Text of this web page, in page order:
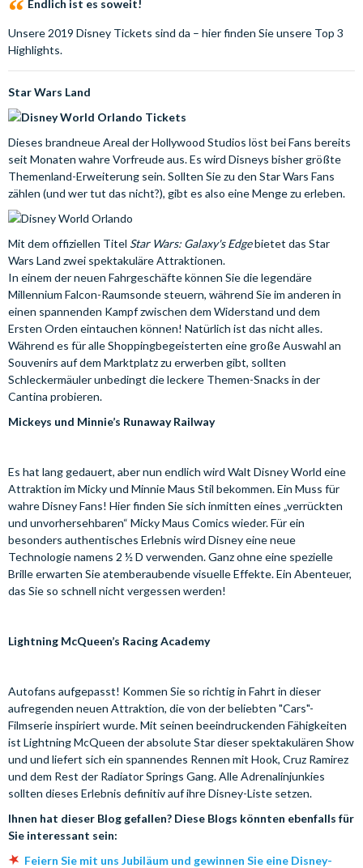
Endlich ist es soweit!
Unsere 2019 Disney Tickets sind da – hier finden Sie unsere Top 3
Highlights.
Star Wars Land
Dieses brandneue Areal der Hollywood Studios löst bei Fans bereits
seit Monaten wahre Vorfreude aus. Es wird Disneys bisher größte
Themenland-Erweiterung sein. Sollten Sie zu den Star Wars Fans
zählen (und wer tut das nicht?), gibt es also eine Menge zu erleben.
Mit dem offiziellen Titel Star Wars: Galaxy's Edgebietet das Star
Wars Land zwei spektakuläre Attraktionen.
In einem der neuen Fahrgeschäfte können Sie die legendäre
Millennium Falcon-Raumsonde steuern, während Sie im anderen in
einen spannenden Kampf zwischen dem Widerstand und dem
Ersten Orden eintauchen können! Natürlich ist das nicht alles.
Während es für alle Shoppingbegeisterten eine große Auswahl an
Souvenirs auf dem Marktplatz zu erwerben gibt, sollten
Schleckermäuler unbedingt die leckere Themen-Snacks in der
Cantina probieren.
Mickeys und Minnie’s Runaway Railway
Es hat lang gedauert, aber nun endlich wird Walt Disney World eine
Attraktion im Micky und Minnie Maus Stil bekommen. Ein Muss für
wahre Disney Fans! Hier finden Sie sich inmitten eines „verrückten
und unvorhersehbaren“ Micky Maus Comics wieder. Für ein
besonders authentisches Erlebnis wird Disney eine neue
Technologie namens 2 ½ D verwenden. Ganz ohne eine spezielle
Brille erwarten Sie atemberaubende visuelle Effekte. Ein Abenteuer,
das Sie so schnell nicht vergessen werden!
Lightning McQueen’s Racing Academy
Autofans aufgepasst! Kommen Sie so richtig in Fahrt in dieser
aufregenden neuen Attraktion, die von der beliebten "Cars"-
Filmserie inspiriert wurde. Mit seinen beeindruckenden Fähigkeiten
ist Lightning McQueen der absolute Star dieser spektakulären Show
und und liefert sich ein spannendes Rennen mit Hook, Cruz Ramirez
und dem Rest der Radiator Springs Gang. Alle Adrenalinjunkies
sollten dieses Erlebnis definitiv auf ihre Disney-Liste setzen.
Ihnen hat dieser Blog gefallen? Diese Blogs könnten ebenfalls für
Sie interessant sein:
Feiern Sie mit uns Jubiläum und gewinnen Sie eine Disney-